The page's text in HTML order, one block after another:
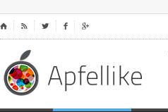
⌂    